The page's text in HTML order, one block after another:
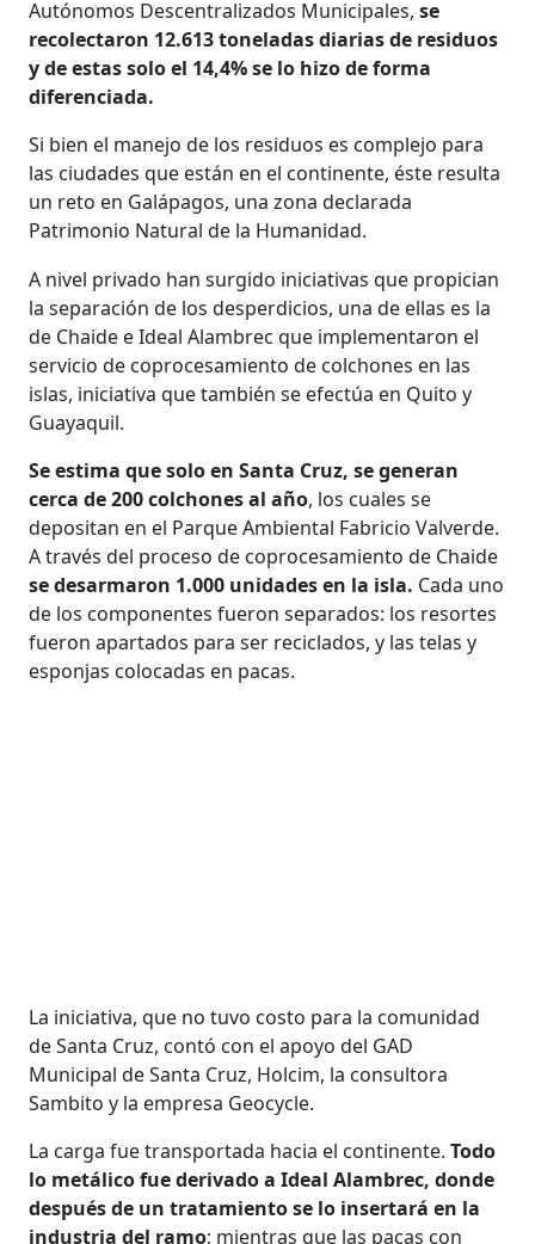
Autónomos Descentralizados Municipales,se
recolectaron 12.613 toneladas diarias de residuos
y de estas solo el 14,4% se lo hizo de forma
diferenciada.
Si bien el manejo de los residuos es complejo para
las ciudades que están en el continente, éste resulta
un reto en Galápagos, una zona declarada
Patrimonio Natural de la Humanidad.
A nivel privado han surgido iniciativas que propician
la separación de los desperdicios, una de ellas es la
de Chaide e Ideal Alambrec que implementaron el
servicio de coprocesamiento de colchones en las
islas, iniciativa que también se efectúa en Quito y
Guayaquil.
Se estima que solo en Santa Cruz, se generan
cerca de 200 colchones al año, los cuales se
depositan en el Parque Ambiental Fabricio Valverde.
A través del proceso de coprocesamiento de Chaide
se desarmaron 1.000 unidades en la isla. Cada uno
de los componentes fueron separados: los resortes
fueron apartados para ser reciclados, y las telas y
esponjas colocadas en pacas.
La iniciativa, que no tuvo costo para la comunidad
de Santa Cruz, contó con el apoyo del GAD
Municipal de Santa Cruz, Holcim, la consultora
Sambito y la empresa Geocycle.
La carga fue transportada hacia el continente.Todo
lo metálico fue derivado a Ideal Alambrec, donde
después de un tratamiento se lo insertará en la
industria del ramo; mientras que las pacas con